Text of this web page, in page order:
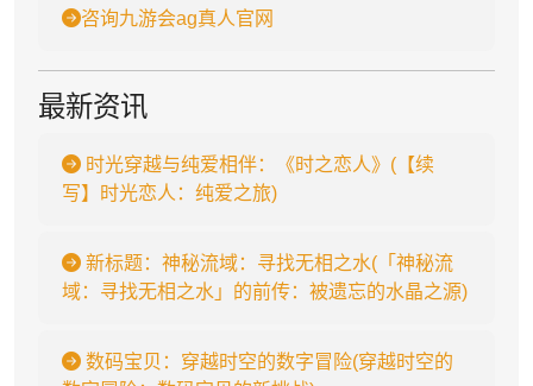
咨询九游会ag真人官网
最新资讯
时光穿越与纯爱相伴：《时之恋人》(【续
写】时光恋人：纯爱之旅)
新标题：神秘流域：寻找无相之水(「神秘流
域：寻找无相之水」的前传：被遗忘的水晶之源)
数码宝贝：穿越时空的数字冒险(穿越时空的